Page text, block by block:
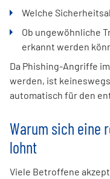
Welche
Ob ungewöhnliche
erkannt werden
Da Phishing-Angriffe
werden, ist
automatisch für den
Warum sich eine
lohnt
Viele Betroffene